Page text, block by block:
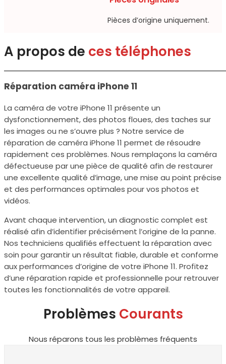
Pièces d’origine uniquement.​
A propos de ces téléphones
Réparation caméra iPhone 11
La caméra de votre iPhone 11 présente un
dysfonctionnement, des photos floues, des taches sur
les images ou ne s’ouvre plus ? Notre service de
réparation de caméra iPhone 11 permet de résoudre
rapidement ces problèmes. Nous remplaçons la caméra
défectueuse par une pièce de qualité afin de restaurer
une excellente qualité d’image, une mise au point précise
et des performances optimales pour vos photos et
vidéos.
Avant chaque intervention, un diagnostic complet est
réalisé afin d’identifier précisément l’origine de la panne.
Nos techniciens qualifiés effectuent la réparation avec
soin pour garantir un résultat fiable, durable et conforme
aux performances d’origine de votre iPhone 11. Profitez
d’une réparation rapide et professionnelle pour retrouver
toutes les fonctionnalités de votre appareil.
Problèmes Courants
Nous réparons tous les problèmes fréquents